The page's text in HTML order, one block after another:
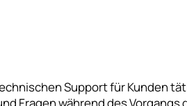
Support für Kunden